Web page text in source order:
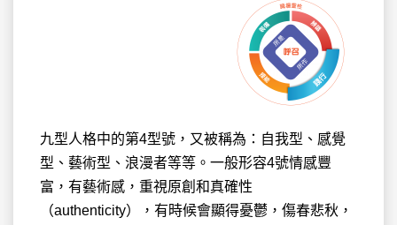
九型人格中的第4型號，又被稱為：自我型、感覺
型、藝術型、浪漫者等等。一般形容4號情感豐
富，有藝術感，重視原創和真確性
（authenticity），有時候會顯得憂鬱，傷春悲秋，